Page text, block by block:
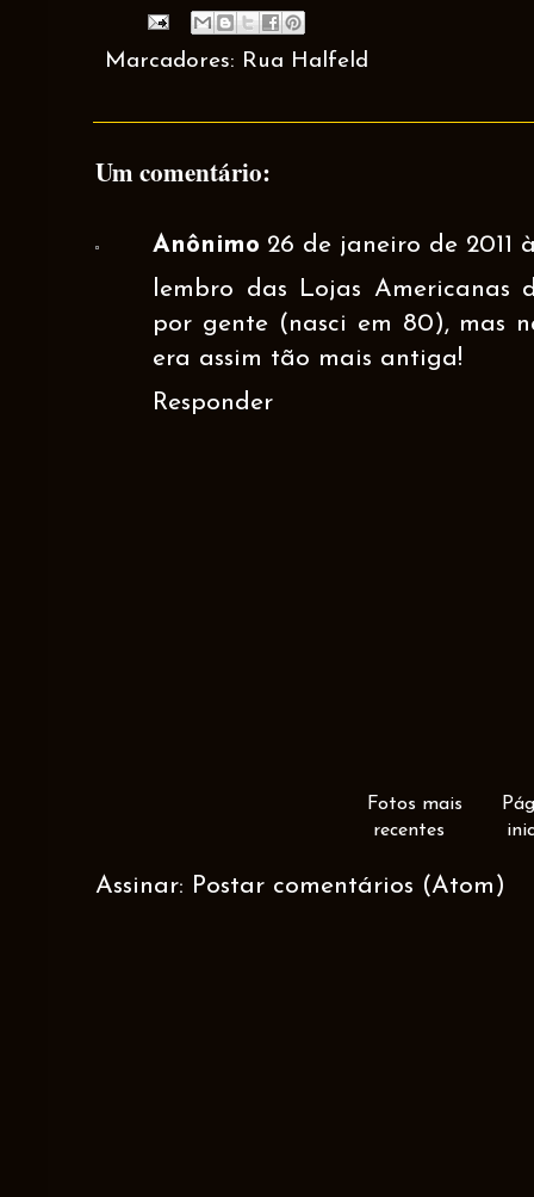
Marcadores: Rua Halfeld
Um comentário:
Anônimo 26 de janeiro de 2011
lembro das Lojas Americanas
por gente (nasci em 80), mas
era assim tão mais antiga!
Responder
Fotos mais
recentes
Assinar: Postar comentários (Atom)